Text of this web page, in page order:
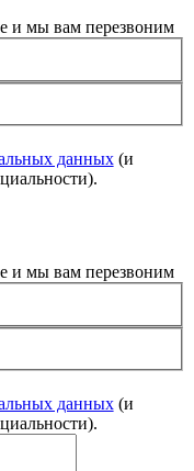
и мы вам перезвоним
данных(и
и мы вам перезвоним
данных(и